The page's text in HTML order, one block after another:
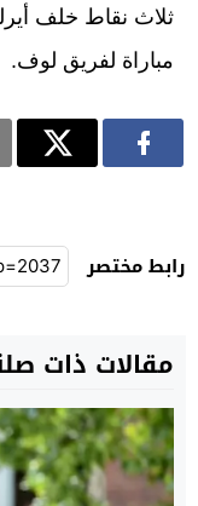
ثلاث نقاط خلف
مباراة لفريق لوف.
رابط مختصر
مقالات ذات